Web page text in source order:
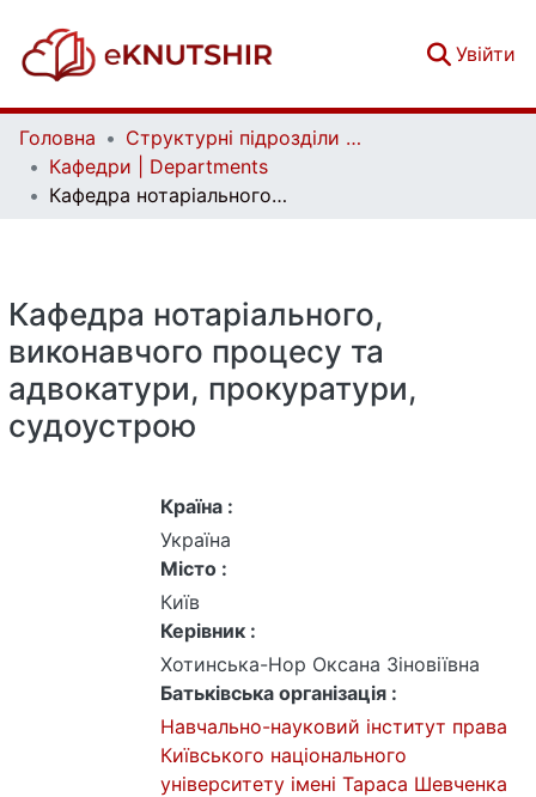
Увійти
Головна
Структурні підрозділи Київського національного університету імені Тараса Шевченка та Організації | Faculties, Institutes and Departments of Taras Shevchenko National University of Kyiv and Organizations
Кафедри | Departments
Кафедра нотаріального, виконавчого процесу та адвокатури, прокуратури, судоустрою
Кафедра нотаріального,
виконавчого процесу та
адвокатури, прокуратури,
судоустрою
Країна :
Україна
Місто :
Київ
Керівник :
Хотинська-Нор Оксана Зіновіївна
Батьківська організація :
Навчально-науковий інститут права
Київського національного
університету імені Тараса Шевченка